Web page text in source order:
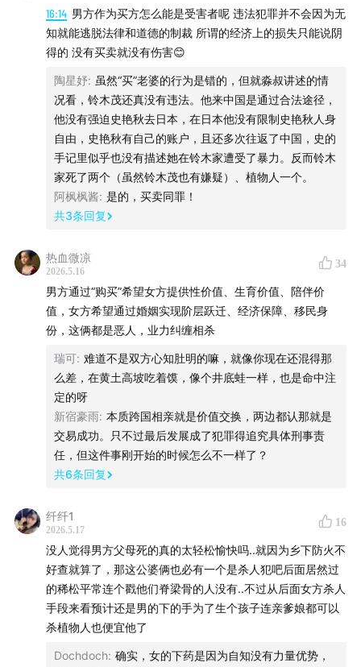
高的3名听众可获得「日谈物语2026春季篇第七集免费收
听」福利。
*点赞数统计截至2026年5月23日（下周六）晚20:00
活动结束当晚，我们将在留言中回复各位中奖听众，请中
奖听众于5月25日（下下周一）中午12:00前添加小日微
信：bbpark2016，核实后我们会为大家发放礼物。
｜商务合作｜
16:14 男方作为买方怎么能是受害者呢 违法犯罪并不会因为无
知就能逃脱法律和道德的制裁 所谓的经济上的损失只能说阴
得的 没有买卖就没有伤害😊
陶星妤: 虽然“买”老婆的行为是错的，但就淼叔讲述的情
况看，铃木茂还真没有违法。他来中国是通过合法途径，
他没有强迫史艳秋去日本，在日本他没有限制史艳秋人身
自由，史艳秋有自己的账户，且还多次往返了中国，史的
手记里似乎也没有描述她在铃木家遭受了暴力。反而铃木
家死了两个（虽然铃木茂也有嫌疑）、植物人一个。
阿枫枫酱: 是的，买卖同罪！
共3条回复
热血微凉
2026.5.16
34
男方通过“购买”希望女方提供性价值、生育价值、陪伴价
值，女方希望通过婚姻实现阶层跃迁、经济保障、移民身
份，这俩都是恶人，业力纠缠相杀
瑞可: 难道不是双方心知肚明的嘛，就像你现在还混得那
么差，在黄土高坡吃着馍，像个井底蛙一样，也是命中注
定的呀
新宿豪雨: 本质跨国相亲就是价值交换，两边都认那就是
交易成功。只不过最后发展成了犯罪得追究具体刑事责
任，但这件事刚开始的时候怎么不一样了？
共6条回复
纤纤1
2026.5.17
16
没人觉得男方父母死的真的太轻松愉快吗..就因为乡下防火不
好查就算了，那这公婆俩也必有一个是杀人犯吧后面居然过
的稀松平常连个戳他们脊梁骨的人没有..不过从后面女方杀人
手段来看预计还是男的下的手为了生个孩子连亲爹娘都可以
杀植物人也便宜他了
Dochdoch: 确实，女的下药是因为自知没有力量优势，